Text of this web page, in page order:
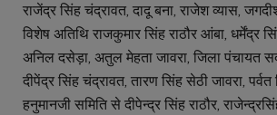
राजेंद्र सिंह चंद्रावत, दादू बना, राजेश व्यास,
विशेष अतिथि राजकुमार सिंह राठौर आंबा, धर्मेंद्र
अनिल दसेड़ा, अतुल मेहता जावरा, जिला पंचायत
दीपेंद्र सिंह चंद्रावत, तारण सिंह सेठी जावरा,
हनुमानजी समिति से दीपेन्द्र सिंह राठौर,